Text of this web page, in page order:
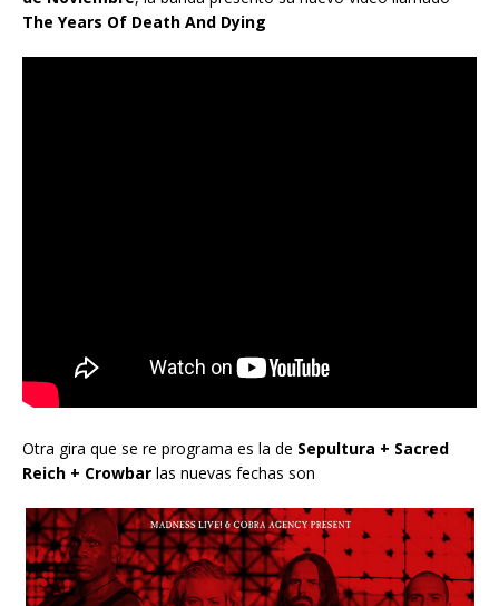
The Years Of Death And Dying
Otra gira que se re programa es la de Sepultura + Sacred
Reich + Crowbar las nuevas fechas son